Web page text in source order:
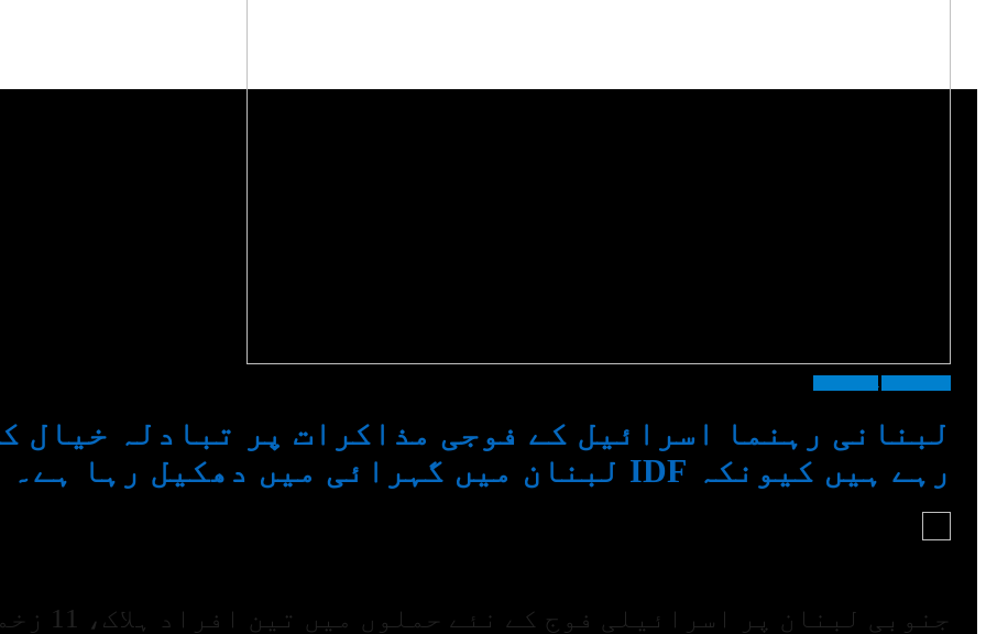
لبنانی رہنما اسرائیل کے فوجی مذاکرات پر تبادلہ خیال
رہے ہیں کیونکہ IDF لبنان میں گہرائی میں دھکیل رہا ہے۔
جنوبی لبنان پر اسرائیلی فوج کے نئے حملوں میں تین افراد ہلاک، 11 زخمی